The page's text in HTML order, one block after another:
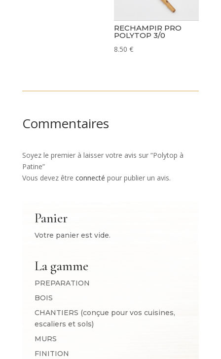
RECHAMPIR PRO
POLYTOP 3/0
8.50€
Commentaires
Soyez le premier à laisser votre avis sur “Polytop à
Patine”
Vous devez être connecté pour publier un avis.
Panier
Votre panier est vide.
La gamme
PREPARATION
BOIS
CHANTIERS (conçue pour vos cuisines,
escaliers et sols)
MURS
FINITION